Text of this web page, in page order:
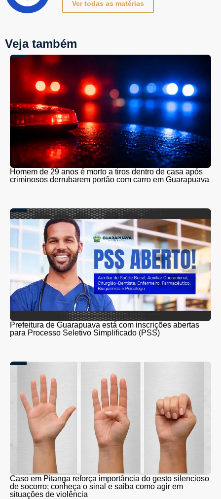
Ver todas as matérias
Veja também
Homem de 29 anos é morto a tiros dentro de casa após
criminosos derrubarem portão com carro em Guarapuava
Prefeitura de Guarapuava está com inscrições abertas
para Processo Seletivo Simplificado (PSS)
Caso em Pitanga reforça importância do gesto silencioso
de socorro; conheça o sinal e saiba como agir em
situações de violência